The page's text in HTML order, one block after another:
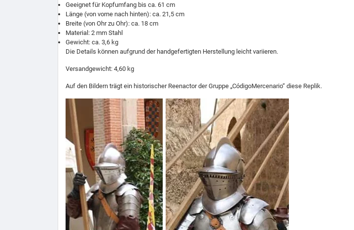
Geeignet für Kopfumfang bis ca. 61 cm
Länge (von vorne nach hinten): ca. 21,5 cm
Breite (von Ohr zu Ohr): ca. 18 cm
Material: 2 mm Stahl
Gewicht: ca. 3,6 kg
Die Details können aufgrund der handgefertigten Herstellung leicht variieren.
Versandgewicht: 4,60 kg
Auf den Bildern trägt ein historischer Reenactor der Gruppe „CódigoMercenario“ diese Replik.